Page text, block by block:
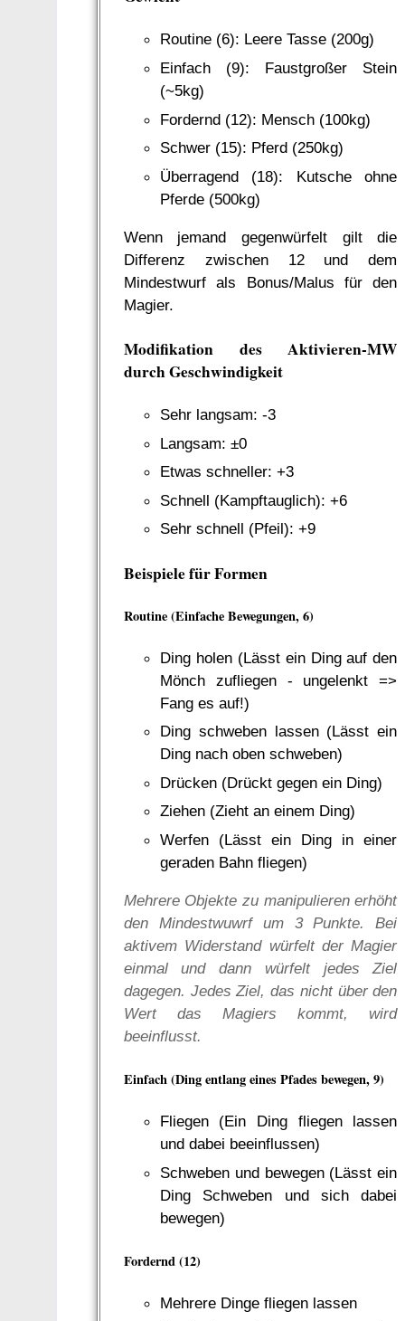
Routine (6): Leere Tasse (200g)
Einfach (9): Faustgroßer Stein
(~5kg)
Fordernd (12): Mensch (100kg)
Schwer (15): Pferd (250kg)
Überragend (18): Kutsche ohne
Pferde (500kg)
Wenn jemand gegenwürfelt gilt die
Differenz zwischen 12 und dem
Mindestwurf als Bonus/Malus für den
Magier.
Modifikation des Aktivieren-MW
durch Geschwindigkeit
Sehr langsam: -3
Langsam: ±0
Etwas schneller: +3
Schnell (Kampftauglich): +6
Sehr schnell (Pfeil): +9
Beispiele für Formen
Routine (Einfache Bewegungen, 6)
Ding holen (Lässt ein Ding auf den
Mönch zufliegen - ungelenkt =>
Fang es auf!)
Ding schweben lassen (Lässt ein
Ding nach oben schweben)
Drücken (Drückt gegen ein Ding)
Ziehen (Zieht an einem Ding)
Werfen (Lässt ein Ding in einer
geraden Bahn fliegen)
Mehrere Objekte zu manipulieren erhöht
den Mindestwuwrf um 3 Punkte. Bei
aktivem Widerstand würfelt der Magier
einmal und dann würfelt jedes Ziel
dagegen. Jedes Ziel, das nicht über den
Wert das Magiers kommt, wird
beeinflusst.
Einfach (Ding entlang eines Pfades bewegen, 9)
Fliegen (Ein Ding fliegen lassen
und dabei beeinflussen)
Schweben und bewegen (Lässt ein
Ding Schweben und sich dabei
bewegen)
Fordernd (12)
Mehrere Dinge fliegen lassen